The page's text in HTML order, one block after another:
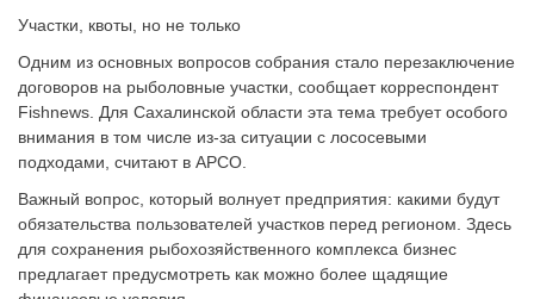
Участки, квоты, но не только
Одним из основных вопросов собрания стало перезаключение
договоров на рыболовные участки, сообщает корреспондент
Fishnews. Для Сахалинской области эта тема требует особого
внимания в том числе из-за ситуации с лососевыми
подходами, считают в АРСО.
Важный вопрос, который волнует предприятия: какими будут
обязательства пользователей участков перед регионом. Здесь
для сохранения рыбохозяйственного комплекса бизнес
предлагает предусмотреть как можно более щадящие